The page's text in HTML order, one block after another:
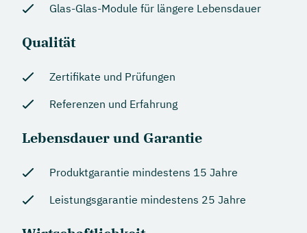
Glas-Glas-Module für längere Lebensdauer
Qualität
Zertifikate und Prüfungen
Referenzen und Erfahrung
Lebensdauer und Garantie
Produktgarantie mindestens 15 Jahre
Leistungsgarantie mindestens 25 Jahre